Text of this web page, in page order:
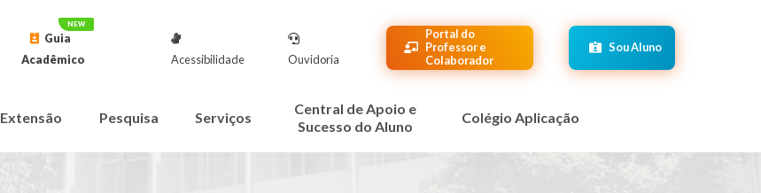
Guia
Acadêmico
Acessibilidade Ouvidoria
Portal do
Professor e
Colaborador
Sou Aluno
Extensão Pesquisa Serviços
Central de Apoio e
Sucesso do Aluno
Colégio Aplicação